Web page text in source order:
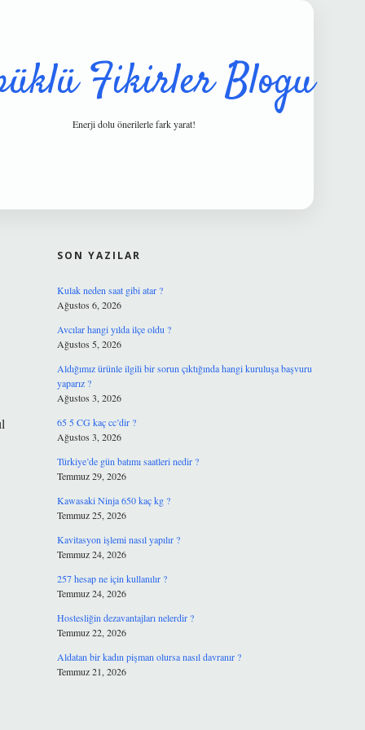
Fikirler Blogu
Enerji dolu önerilerle fark yarat!
SON YAZILAR
Kulak neden saat gibi atar ?
Ağustos 6, 2026
Avcılar hangi yılda ilçe oldu ?
Ağustos 5, 2026
Aldığımız ürünle ilgili bir sorun çıktığında hangi kuruluşa başvuru
yaparız ?
Ağustos 3, 2026
65 5 CG kaç cc’dir ?
Ağustos 3, 2026
Türkiye’de gün batımı saatleri nedir ?
Temmuz 29, 2026
Kawasaki Ninja 650 kaç kg ?
Temmuz 25, 2026
Kavitasyon işlemi nasıl yapılır ?
Temmuz 24, 2026
257 hesap ne için kullanılır ?
Temmuz 24, 2026
Hostesliğin dezavantajları nelerdir ?
Temmuz 22, 2026
Aldatan bir kadın pişman olursa nasıl davranır ?
Temmuz 21, 2026